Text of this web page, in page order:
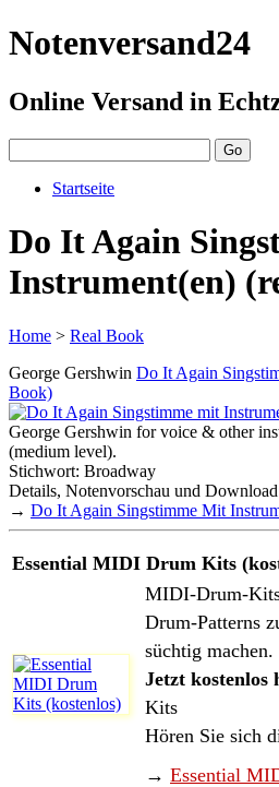
Notenversand24
Online Versand in
Startseite
Do It Again
Instrument(en)
Home > Real Book
George Gershwin Do It Again
Book)
George Gershwin for voice & other
(medium level).
Stichwort: Broadway
Details, Notenvorschau und
→ Do It Again Singstimme Mit
Essential MIDI Drum Kits
MIDI-Drum-Kits
Drum-Patterns
süchtig machen.
Jetzt kostenlos
Kits
Hören Sie sich
→ Essential